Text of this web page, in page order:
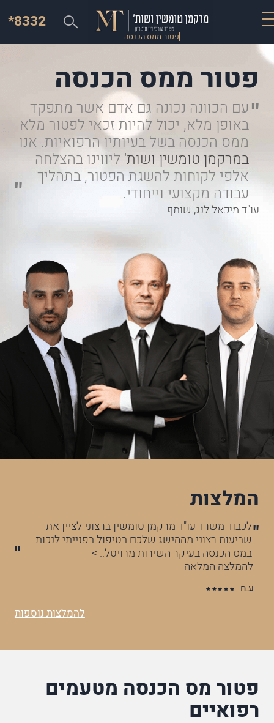
פטור ממס הכנסה
*8332
פטור ממס הכנסה
עם הכוונה נכונה גם אדם אשר מתפקד
באופן מלא, יכול להיות זכאי לפטור מלא
ממס הכנסה בשל בעיותיו הרפואיות. אנו
במרקמן טומשין ושות' ליווינו בהצלחה
אלפי לקוחות להשגת הפטור, בתהליך
עבודה מקצועי וייחודי.
עו"ד מיכאל לנג, שותף
המלצות
עו"ד ליאור טומשין שותף בחברת מרקמן טומשין
בחודש מרץ 2018 החילותי באמצעותכם בתהליך תביעה
לרשויות המדינה עקב לקויות שצברתי.. >
להמלצה המלאה
להמלצות נוספות
פטור מס הכנסה מטעמים
רפואיים